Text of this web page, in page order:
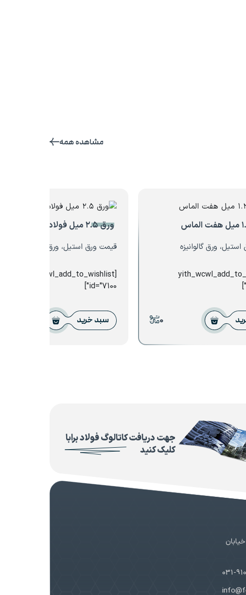
مشاهده همه
ورق گالوانیزه
0
ورق ۲.۵ میل فولاد سبا
قیمت ورق استیل، ورق سیاه
[yith_wcwl_add_to_wishlist
id="7100"]
سبد خرید
جهت دریافت کاتالوگ فولاد برابا
کلیک کنید
031-